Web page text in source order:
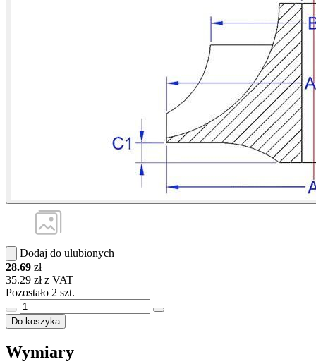
Dodaj do ulubionych
28.69 zł
35.29 zł z VAT
Pozostało 2 szt.
Do koszyka
Wymiary